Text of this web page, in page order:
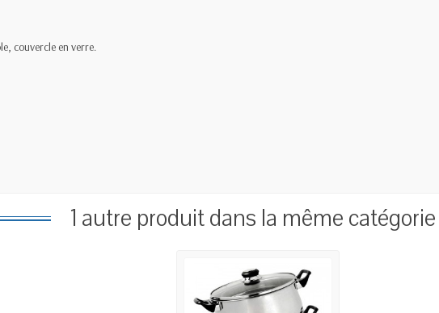
couvercle en verre.
1 autre produit dans la même